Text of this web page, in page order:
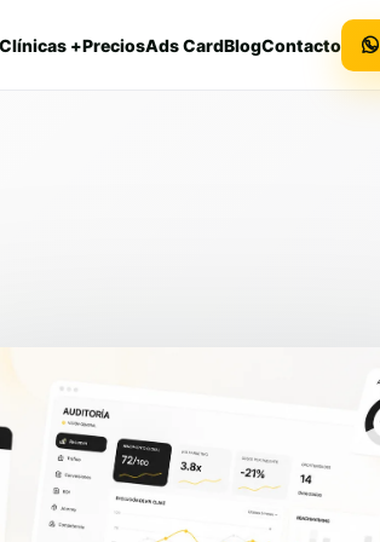
+PreciosAds CardBlogContacto